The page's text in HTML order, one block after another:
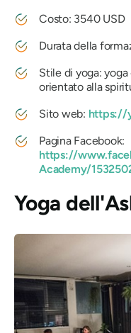
Costo: 3540 USD
Durata della
Stile di yoga:
orientato alla
Sito web: https://
Pagina Facebook:
https://
Academy/
Yoga